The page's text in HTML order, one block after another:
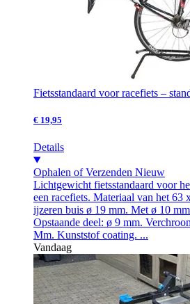
Fietsstandaard voor racefiets –
€ 19,95
Details
Ophalen of Verzenden Nieuw
Lichtgewicht fietsstandaard voor
een racefiets. Materiaal van het 63
ijzeren buis ø 19 mm. Met ø 10
Opstaande deel: ø 9 mm.
Mm. Kunststof coating. ...
Vandaag